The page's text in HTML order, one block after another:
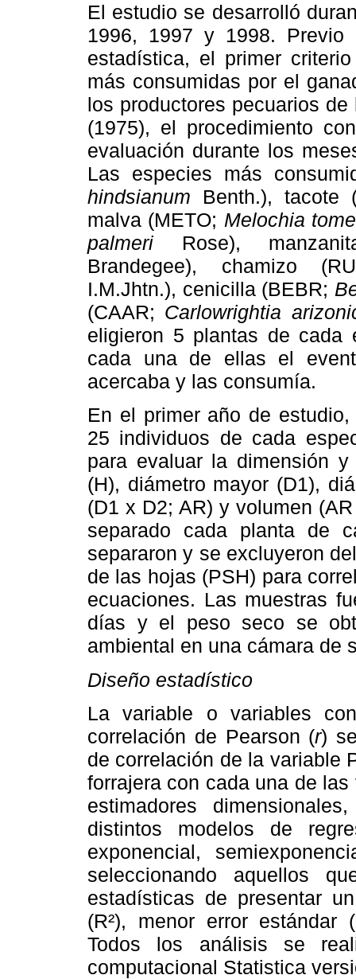
El estudio se desarrolló
1996, 1997 y 1998. Previo
estadística, el primer
más consumidas por el
los productores pecuarios
(1975), el procedimiento
evaluación durante los
Las especies más
hindsianum Benth.), tacote
malva (METO; Melochia
palmeri Rose),
Brandegee), chamizo
I.M.Jhtn.), cenicilla (BEBR;
(CAAR; Carlowrightia
eligieron 5 plantas de cada
cada una de ellas el
acercaba y las consumía.
En el primer año de
25 individuos de cada
para evaluar la dimensión
(H), diámetro mayor (D1),
(D1 x D2; AR) y volumen
separado cada planta de
separaron y se excluyeron
de las hojas (PSH) para
ecuaciones. Las muestras
días y el peso seco se
ambiental en una cámara de
Diseño estadístico
La variable o variables
correlación de Pearson (r)
de correlación de la variable
forrajera con cada una de
estimadores
distintos modelos de
exponencial,
seleccionando aquellos
estadísticas de presentar
(R²), menor error
Todos los análisis se
computacional Statistica